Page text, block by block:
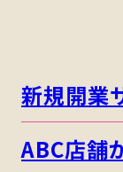
新規開業
ABC店舗